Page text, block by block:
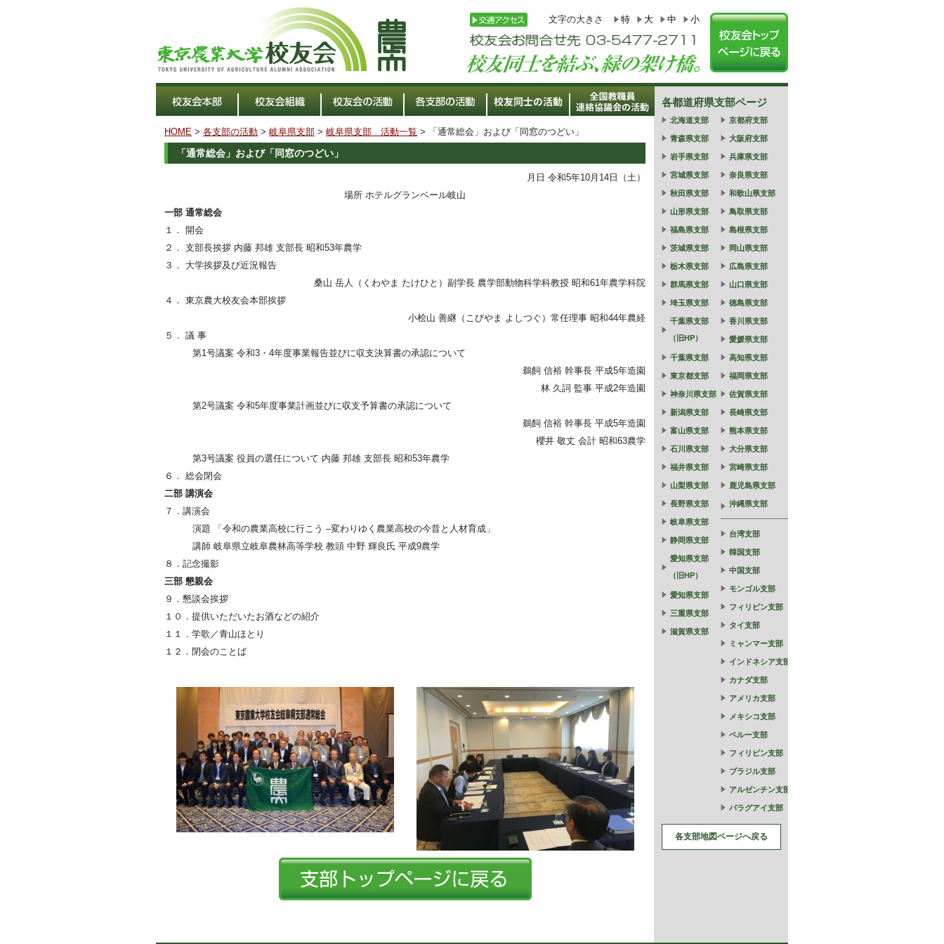
文字の大きさ 特 大 中 小
HOME > 各支部の活動 > 岐阜県支部 > 岐阜県支部 活動一覧 > 「通常総会」および「同窓のつどい」
「通常総会」および「同窓のつどい」
月日 令和5年10月14日（土）
場所 ホテルグランベール岐山
一部 通常総会
１． 開会
２． 支部長挨拶 内藤 邦雄 支部長 昭和53年農学
３． 大学挨拶及び近況報告
桑山 岳人（くわやま たけひと）副学長 農学部動物科学科教授 昭和61年農学科院
４． 東京農大校友会本部挨拶
小桧山 善継（こびやま よしつぐ）常任理事 昭和44年農経
５． 議 事
第1号議案 令和3・4年度事業報告並びに収支決算書の承認について
鵜飼 信裕 幹事長 平成5年造園
林 久詞 監事 平成2年造園
第2号議案 令和5年度事業計画並びに収支予算書の承認について
鵜飼 信裕 幹事長 平成5年造園
櫻井 敬丈 会計 昭和63農学
第3号議案 役員の選任について 内藤 邦雄 支部長 昭和53年農学
６． 総会閉会
二部 講演会
７．講演会
演題 「令和の農業高校に行こう –変わりゆく農業高校の今昔と人材育成」
講師 岐阜県立岐阜農林高等学校 教頭 中野 輝良氏 平成9農学
８．記念撮影
三部 懇親会
９．懇談会挨拶
１０．提供いただいたお酒などの紹介
１１．学歌／青山ほとり
１２．閉会のことば
各都道府県支部ページ
北海道支部
青森県支部
岩手県支部
宮城県支部
秋田県支部
山形県支部
福島県支部
茨城県支部
栃木県支部
群馬県支部
埼玉県支部
千葉県支部
（旧HP）
千葉県支部
東京都支部
神奈川県支部
新潟県支部
富山県支部
石川県支部
福井県支部
山梨県支部
長野県支部
岐阜県支部
静岡県支部
愛知県支部
（旧HP）
愛知県支部
三重県支部
滋賀県支部
京都府支部
大阪府支部
兵庫県支部
奈良県支部
和歌山県支部
鳥取県支部
島根県支部
岡山県支部
広島県支部
山口県支部
徳島県支部
香川県支部
愛媛県支部
高知県支部
福岡県支部
佐賀県支部
長崎県支部
熊本県支部
大分県支部
宮崎県支部
鹿児島県支部
沖縄県支部
台湾支部
韓国支部
中国支部
モンゴル支部
フィリピン支部
タイ支部
ミャンマー支部
インドネシア支部
カナダ支部
アメリカ支部
メキシコ支部
ペルー支部
フィリピン支部
ブラジル支部
アルゼンチン支部
パラグアイ支部
各支部地図ページへ戻る